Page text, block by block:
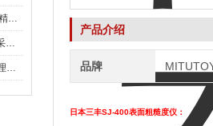
提升GL840-M数据采集器测量精度的操作秘籍
数据采集仪如何助力精准数据采集与分析？​
GL980电压温度记录仪核心原理及行业应用
产品介绍
品牌
日本三丰SJ-400表面粗糙度仪：